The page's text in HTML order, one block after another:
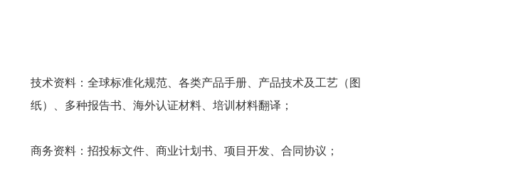
技术资料：全球标准化规范、各类产品手册、产品技术及工艺（图
纸）、多种报告书、海外认证材料、培训材料翻译；
商务资料：招投标文件、商业计划书、项目开发、合同协议；